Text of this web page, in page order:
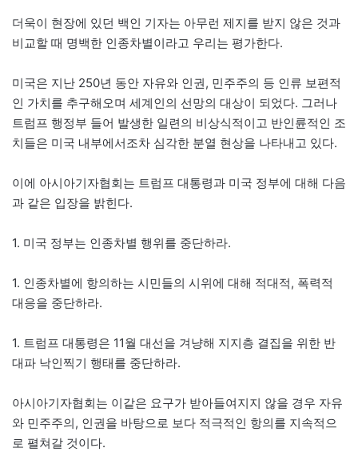
더욱이 현장에 있던 백인 기자는 아무런 제지를 받지 않은 것과
비교할 때 명백한 인종차별이라고 우리는 평가한다.
미국은 지난 250년 동안 자유와 인권, 민주주의 등 인류 보편적
인 가치를 추구해오며 세계인의 선망의 대상이 되었다. 그러나
트럼프 행정부 들어 발생한 일련의 비상식적이고 반인륜적인 조
치들은 미국 내부에서조차 심각한 분열 현상을 나타내고 있다.
이에 아시아기자협회는 트럼프 대통령과 미국 정부에 대해 다음
과 같은 입장을 밝힌다.
1. 미국 정부는 인종차별 행위를 중단하라.
1. 인종차별에 항의하는 시민들의 시위에 대해 적대적, 폭력적
대응을 중단하라.
1. 트럼프 대통령은 11월 대선을 겨냥해 지지층 결집을 위한 반
대파 낙인찍기 행태를 중단하라.
아시아기자협회는 이같은 요구가 받아들여지지 않을 경우 자유
와 민주주의, 인권을 바탕으로 보다 적극적인 항의를 지속적으
로 펼쳐갈 것이다.